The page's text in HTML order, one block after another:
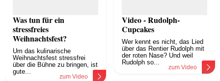
Was tun für ein
stressfreies
Weihnachtsfest?
Um das kulinarische
Weihnachtsfest stressfrei
über die Bühne zu bringen, ist
gute...
zum Video
Video - Rudolph-
Cupcakes
Wer kennt es nicht, das Lied
über das Rentier Rudolph mit
der roten Nase? Und weil
Rudolph so...
zum Video